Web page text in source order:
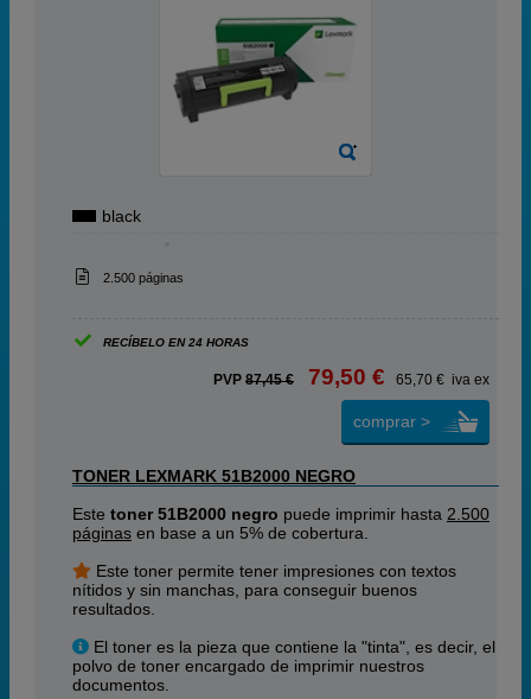
black
2.500 páginas
RECÍBELO EN 24 HORAS
PVP 87,45 € 79,50 € 65,70 € iva ex
comprar >
TONER LEXMARK 51B2000 NEGRO
Este toner 51B2000 negro puede imprimir hasta 2.500
páginas en base a un 5% de cobertura.
Este toner permite tener impresiones con textos
nítidos y sin manchas, para conseguir buenos
resultados.
El toner es la pieza que contiene la "tinta", es decir, el
polvo de toner encargado de imprimir nuestros
documentos.